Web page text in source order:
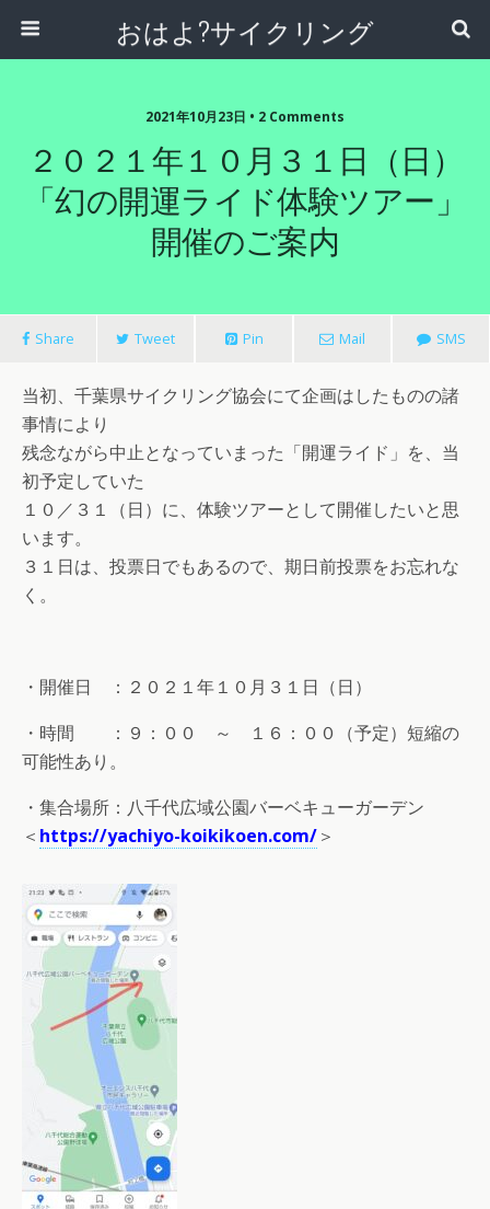
おはよ?サイクリング
2021年10月23日 • 2 Comments
２０２１年１０月３１日（日）
「幻の開運ライド体験ツアー」
開催のご案内
Share Tweet Pin Mail SMS
当初、千葉県サイクリング協会にて企画はしたものの諸
事情により
残念ながら中止となっていまった「開運ライド」を、当
初予定していた
１０／３１（日）に、体験ツアーとして開催したいと思
います。
３１日は、投票日でもあるので、期日前投票をお忘れな
く。
・開催日 ：２０２１年１０月３１日（日）
・時間 ：９：００ ～ １６：００（予定）短縮の
可能性あり。
・集合場所：八千代広域公園バーベキューガーデン
＜ https://yachiyo-koikikoen.com/＞